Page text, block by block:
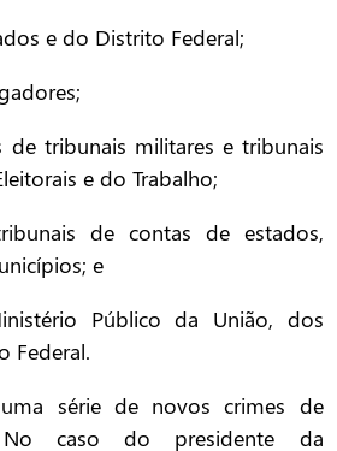
e do Distrito Federal;
de tribunais militares e tribunais
e do Trabalho;
de contas de estados,
e
Público da União, dos
Federal.
série de novos crimes de
No caso do presidente da